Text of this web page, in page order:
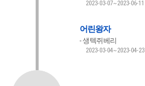
2023-03-07~2023-06-11
어린왕자
생텍쥐베리
2023-03-04~2023-04-23